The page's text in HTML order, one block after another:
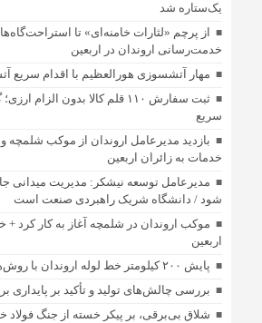
یک‌ستاره شد
از پرچم «لثارات خامنه‌ای» تا
خدمت‌رسانی اروندان در اربعین
مهار آتشسوزی هورالعظیم با اقدام سریع
ثبت سفارش ۱۱۰ قلم کالا بدون
سریع
بازدید مدیرعامل اروندان از موکب شلمچه و
خدمات به زائران اربعین
مدیرعامل توسعه نیشکر: مدیریت میدانی
شود / دانشگاه شریک راهبردی صنعت است
موکب اروندان در شلمچه آغاز به کار کرد +
اربعین
پایش ۲۰۰ کیلومتر خط لوله اروندان با روش‌های نوین بازرسی
بررسی چالش‌های تولید و تأکید بر پایداری
شلاق‌ بی‌برقی، بر پیکر خسته‌ از جنگ فولاد